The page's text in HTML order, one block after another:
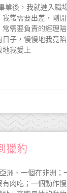
業後，我就進入職
我常需要出差，剛
常需要負責的經理
日子，慢慢地我竟
地我愛上
獵豹
洲、一個在非洲；
有肉吃；一個動作